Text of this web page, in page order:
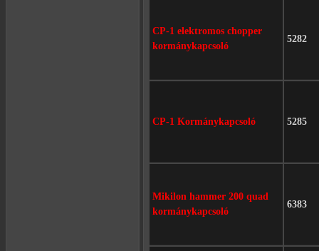
CP-1 elektromos chopper
kormánykapcsoló
5282
CP-1 Kormánykapcsoló 5285
Mikilon hammer 200 quad
kormánykapcsoló
6383